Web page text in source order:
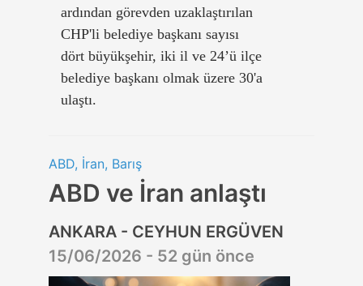
ardından görevden uzaklaştırılan
CHP'li belediye başkanı sayısı
dört büyükşehir, iki il ve 24’ü ilçe
belediye başkanı olmak üzere 30'a
ulaştı.
ABD, İran, Barış
ABD ve İran anlaştı
ANKARA - CEYHUN ERGÜVEN
15/06/2026 - 52 gün önce